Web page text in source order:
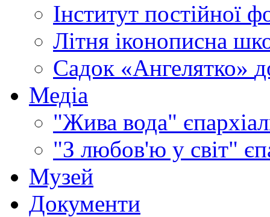
Інститут постійної
Літня іконописна
Садок «Ангелятко»
Медіа
"Жива вода"
"З любов'ю у світ"
Музей
Документи